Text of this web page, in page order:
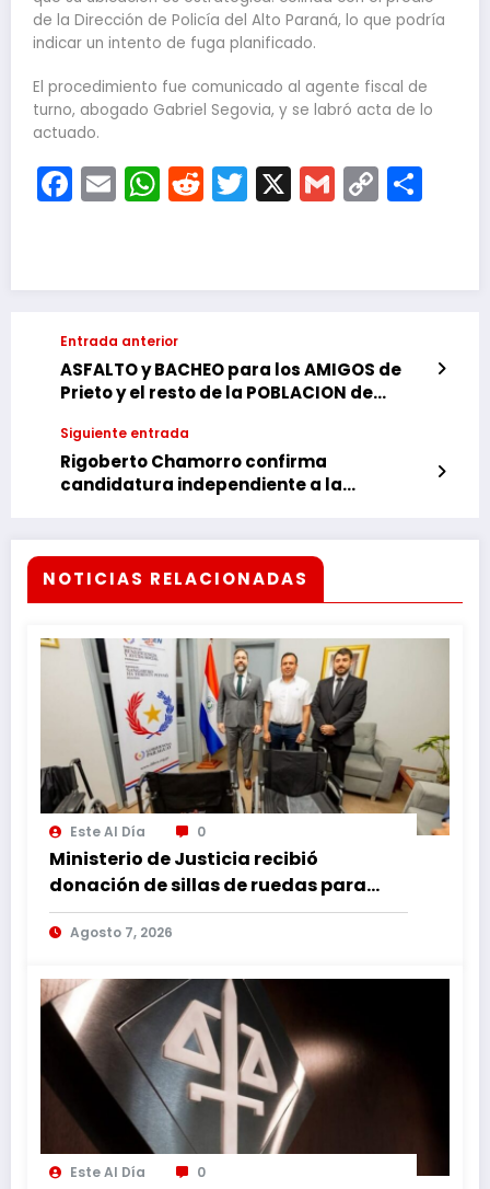
de la Dirección de Policía del Alto Paraná, lo que podría
indicar un intento de fuga planificado.
El procedimiento fue comunicado al agente fiscal de
turno, abogado Gabriel Segovia, y se labró acta de lo
actuado.
Facebook
EmailWhatsApp
Reddit
Twitter
X Gmail
Copy
Link
Entrada anterior
ASFALTO y BACHEO para los AMIGOS de
Prieto y el resto de la POBLACION de
Siguiente entrada
Rigoberto Chamorro confirma
candidatura independiente a la
NOTICIAS RELACIONADAS
Este Al Día 0
Ministerio de Justicia recibió
donación de sillas de ruedas para
internos vulnerables
Agosto 7, 2026
Este Al Día 0